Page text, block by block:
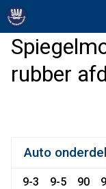
rubber
Auto
9-3 9-5 90